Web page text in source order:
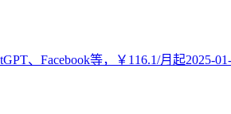
、Facebook等，￥116.1/月起2025-